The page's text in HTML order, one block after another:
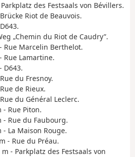
des Festsaals von Bévillers.
Riot de Beauvois.
„Chemin du Riot de Caudry”.
Rue Marcelin Berthelot.
Rue Lamartine.
D643.
du Fresnoy.
de Rieux.
du Général Leclerc.
- Rue Piton.
- Rue du Faubourg.
- La Maison Rouge.
- Rue du Préau.
- Parkplatz des Festsaals von